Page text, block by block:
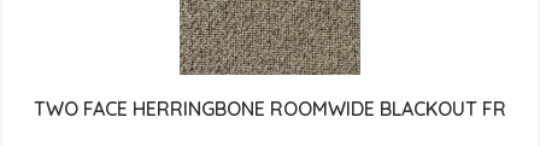
TWO FACE HERRINGBONE ROOMWIDE BLACKOUT FR